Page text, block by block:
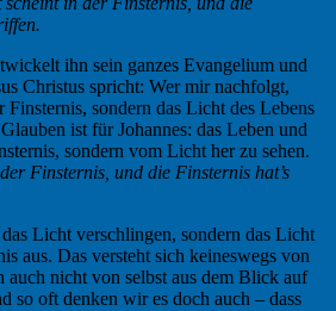
ihn sein ganzes Evangelium und
Christus spricht: Wer mir nachfolgt,
sondern das Licht des Lebens
ist für Johannes: das Leben und
sondern vom Licht her zu sehen.
Finsternis, und die Finsternis hat’s
Licht verschlingen, sondern das Licht
aus. Das versteht sich keineswegs von
auch nicht von selbst aus dem Blick auf
so oft denken wir es doch auch – dass